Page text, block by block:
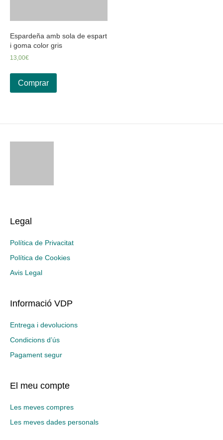
Espardeña amb sola de espart
i goma color gris
13,00€
Comprar
Legal
Política de Privacitat
Política de Cookies
Avis Legal
Informació VDP
Entrega i devolucions
Condicions d’ús
Pagament segur
El meu compte
Les meves compres
Les meves dades personals